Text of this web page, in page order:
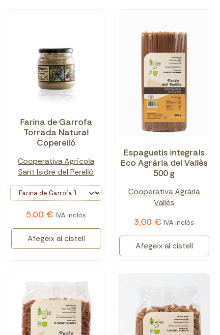
Farina de Garrofa
Torrada Natural
Coperelló
Cooperativa Agrícola
Sant Isidre del Perelló
5,00 € IVA inclòs
Afegeix al cistell
Espaguetis integrals
Eco Agrària del Vallès
500 g
Cooperativa Agrària
Vallès
3,00 € IVA inclòs
Afegeix al cistell